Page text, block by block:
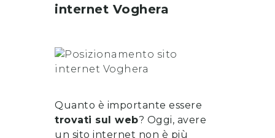
internet Voghera
Quanto è importante essere
trovati sul web? Oggi, avere
un sito internet non è più